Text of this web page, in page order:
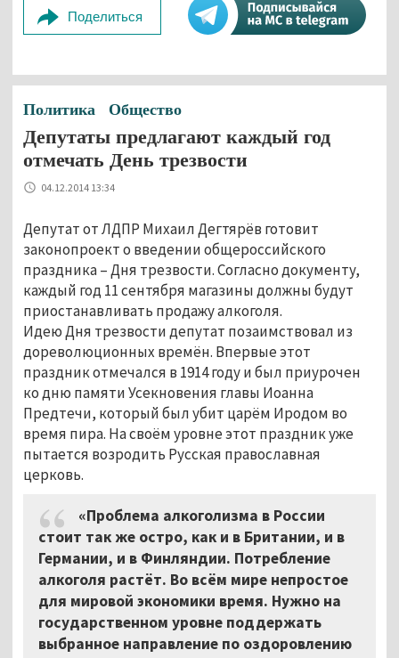
Поделиться
Политика Общество
Депутаты предлагают каждый год
отмечать День трезвости
04.12.2014 13:34
Депутат от ЛДПР Михаил Дегтярёв готовит
законопроект о введении общероссийского
праздника – Дня трезвости. Согласно документу,
каждый год 11 сентября магазины должны будут
приостанавливать продажу алкоголя.
Идею Дня трезвости депутат позаимствовал из
дореволюционных времён. Впервые этот
праздник отмечался в 1914 году и был приурочен
ко дню памяти Усекновения главы Иоанна
Предтечи, который был убит царём Иродом во
время пира. На своём уровне этот праздник уже
пытается возродить Русская православная
церковь.
«Проблема алкоголизма в России
стоит так же остро, как и в Британии, и в
Германии, и в Финляндии. Потребление
алкоголя растёт. Во всём мире непростое
для мировой экономики время. Нужно на
государственном уровне поддержать
выбранное направление по оздоровлению